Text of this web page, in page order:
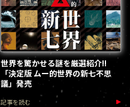
世界を驚かせる謎を厳選紹介!!
「決定版 ムー的世界の新七不思
議」発売
記事を読む